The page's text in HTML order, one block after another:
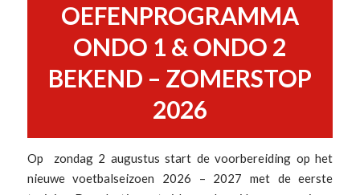
OEFENPROGRAMMA
ONDO 1 & ONDO 2
BEKEND – ZOMERSTOP
2026
Op zondag 2 augustus start de voorbereiding op het
nieuwe voetbalseizoen 2026 – 2027 met de eerste